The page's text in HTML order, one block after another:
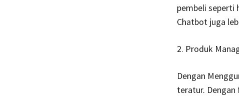
pembeli seperti
Chatbot juga
2. Produk
Dengan
teratur.